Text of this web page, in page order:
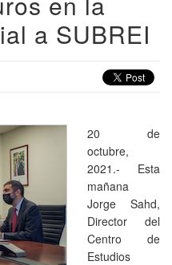
a SUBREI
20 de
octubre,
2021.- Esta
mañana
Jorge Sahd,
Director del
Centro de
Estudios